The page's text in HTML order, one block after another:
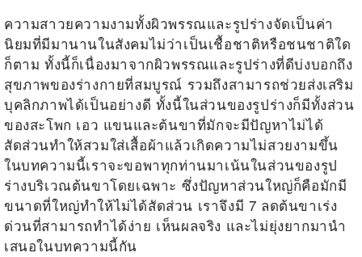
ความสาวยความงามทั้งผิวพรรณและรูปร่างจัดเป็นค่า
นิยมที่มีมานานในสังคมไม่ว่าเป็นเชื้อชาติหรือชนชาติใด
ก็ตาม ทั้งนี้ก็เนื่องมาจากผิวพรรณและรูปร่างที่ดีบ่งบอกถึง
สุขภาพของร่างกายที่สมบูรณ์ รวมถึงสามารถช่วยส่งเสริม
บุคลิกภาพได้เป็นอย่างดี ทั้งนี้ในส่วนของรูปร่างก็มีทั้งส่วน
ของสะโพก เอว แขนและต้นขาที่มักจะมีปัญหาไม่ได้
สัดส่วนทำให้สวมใส่เสื้อผ้าแล้วเกิดความไม่สวยงามขึ้น
ในบทความนี้เราจะขอพาทุกท่านมาเน้นในส่วนของรูป
ร่างบริเวณต้นขาโดยเฉพาะ ซึ่งปัญหาส่วนใหญ่ก็คือมักมี
ขนาดที่ใหญ่ทำให้ไม่ได้สัดส่วน เราจึงมี 7 ลดต้นขาเร่ง
ด่วนที่สามารถทำได้ง่าย เห็นผลจริง และไม่ยุ่งยากมานำ
เสนอในบทความนี้กัน